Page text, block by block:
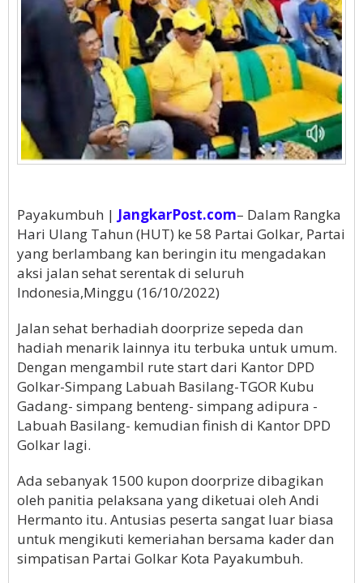
Payakumbuh | JangkarPost.com– Dalam Rangka
Hari Ulang Tahun (HUT) ke 58 Partai Golkar, Partai
yang berlambang kan beringin itu mengadakan
aksi jalan sehat serentak di seluruh
Indonesia,Minggu (16/10/2022)
Jalan sehat berhadiah doorprize sepeda dan
hadiah menarik lainnya itu terbuka untuk umum.
Dengan mengambil rute start dari Kantor DPD
Golkar-Simpang Labuah Basilang-TGOR Kubu
Gadang- simpang benteng- simpang adipura -
Labuah Basilang- kemudian finish di Kantor DPD
Golkar lagi.
Ada sebanyak 1500 kupon doorprize dibagikan
oleh panitia pelaksana yang diketuai oleh Andi
Hermanto itu. Antusias peserta sangat luar biasa
untuk mengikuti kemeriahan bersama kader dan
simpatisan Partai Golkar Kota Payakumbuh.